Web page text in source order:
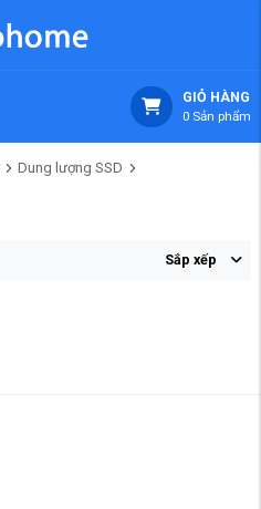
GIỎ HÀNG
0 Sản phẩm
Dung lượng SSD
Sắp xếp